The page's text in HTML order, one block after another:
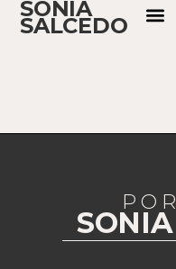
SONIA
SALCEDO